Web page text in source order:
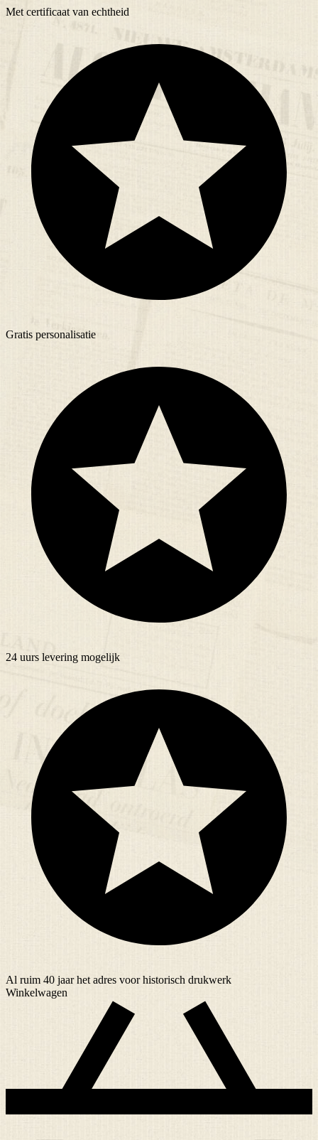
Met certificaat van echtheid
Gratis personalisatie
24 uurs levering mogelijk
Al ruim 40 jaarhet adres voor historisch drukwerk
Winkelwagen